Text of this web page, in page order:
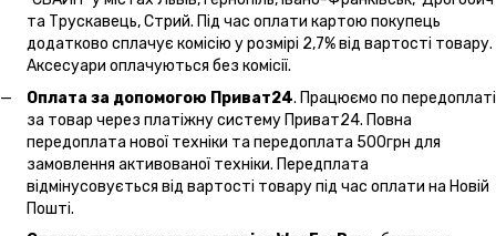
та Трускавець, Стрий. Під час оплати картою покупець
додатково сплачує комісію у розмірі 2,7% від вартості товару.
Аксесуари оплачуються без комісії.
Оплата за допомогою Приват24. Працюємо по передоплаті
за товар через платіжну систему Приват24. Повна
передоплата нової техніки та передоплата 500грн для
замовлення активованої техніки. Передплата
відмінусовується від вартості товару під час оплати на Новій
Пошті.